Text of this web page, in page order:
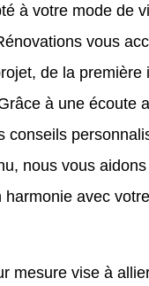
à votre mode de
vous
de la première
à une écoute
conseils
nous vous
harmonie avec
mesure vise à